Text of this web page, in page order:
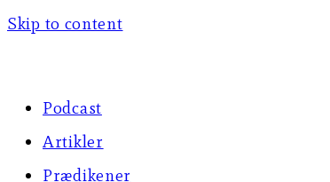
Skip to content
Podcast
Artikler
Prædikener